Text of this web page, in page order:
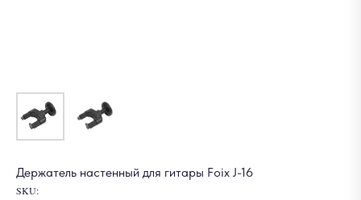
Держатель настенный для гитары Foix J-16
SKU: